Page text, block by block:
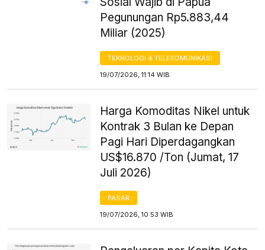
Pegunungan Rp5.883,44
Miliar (2025)
TEKNOLOGI & TELEKOMUNIKASI
19/07/2026, 11:14 WIB
Harga Komoditas Nikel untuk
Kontrak 3 Bulan ke Depan
Pagi Hari Diperdagangkan
US$16.870 /Ton (Jumat, 17
Juli 2026)
PASAR
19/07/2026, 10:53 WIB